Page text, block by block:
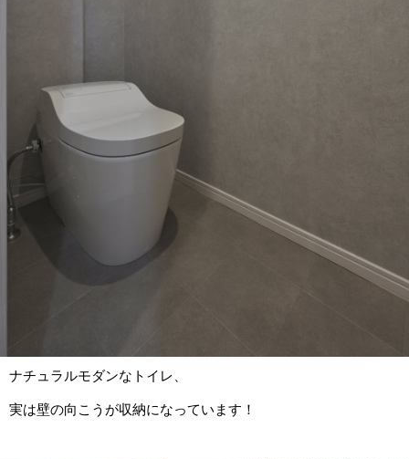
ナチュラルモダンなトイレ、
実は壁の向こうが収納になっています！